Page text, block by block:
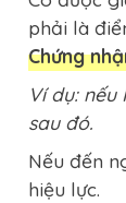
phải là
Chứng
Ví dụ:
sau đó.
Nếu đến
hiệu lực.